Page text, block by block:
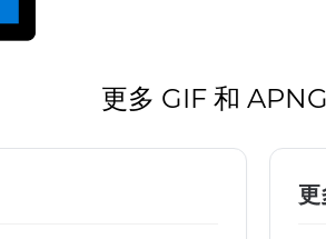
更多 GIF 和